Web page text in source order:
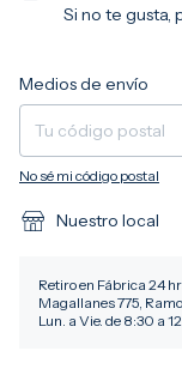
Si no te gusta,
Entregas para el CP:
Medios de envío
No sé mi código postal
Nuestro local
Retiro en Fábrica 24
Magallanes 775,
Lun. a Vie. de 8:30 a